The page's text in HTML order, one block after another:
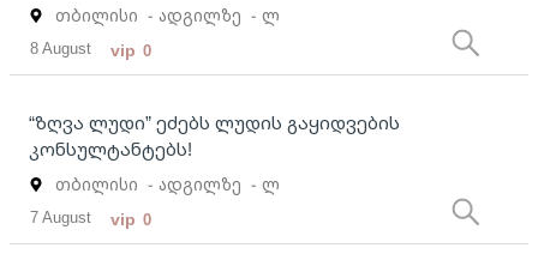
თბილისი - ადგილზე - ლ
8 August vip 0
“ზღვა ლუდი” ეძებს ლუდის გაყიდვების
კონსულტანტებს!
თბილისი - ადგილზე - ლ
7 August vip 0